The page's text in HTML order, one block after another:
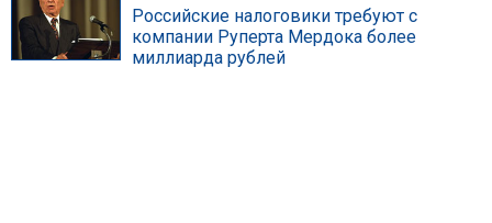
Российские налоговики требуют с
компании Руперта Мердока более
миллиарда рублей